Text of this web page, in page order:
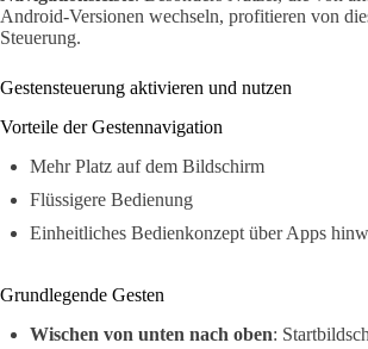
Android-Versionen wechseln, profitieren von
Steuerung.
Gestensteuerung aktivieren und nutzen
Vorteile der Gestennavigation
Mehr Platz auf dem Bildschirm
Flüssigere Bedienung
Einheitliches Bedienkonzept über Apps
Grundlegende Gesten
Wischen von unten nach oben: